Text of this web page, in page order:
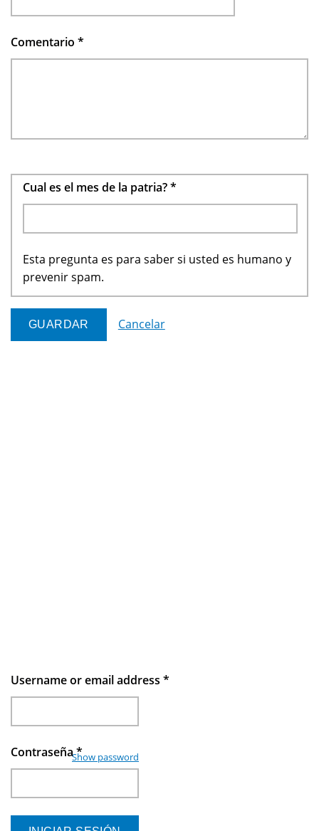
Comentario *
Cual es el mes de la patria?*
Esta pregunta es para saber si usted es humano y
prevenir spam.
Cancelar
Username or email address *
Contraseña*
Show password